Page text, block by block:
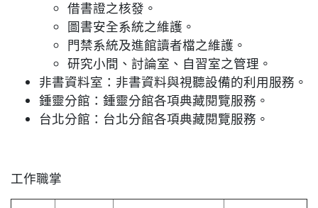
借書證之核發。
圖書安全系統之維護。
門禁系統及進館讀者檔之維護。
研究小間、討論室、自習室之管理。
非書資料室：非書資料與視聽設備的利用服務。
鍾靈分館：鍾靈分館各項典藏閱覽服務。
台北分館：台北分館各項典藏閱覽服務。
工作職掌